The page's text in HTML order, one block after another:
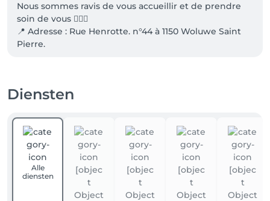
Nous sommes ravis de vous accueillir et de prendre
soin de vous 💆‍♀️✨
📍 Adresse : Rue Henrotte. n°44 à 1150 Woluwe Saint
Pierre.
❌ POLITIQUE D'ANNULATION ET D'ABSENCE : Un
annulation ou report de rendez-vous.
✨
Diensten
Alle
diensten